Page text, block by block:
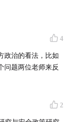
4
政治的看法，比如
问题两位老师来反
2